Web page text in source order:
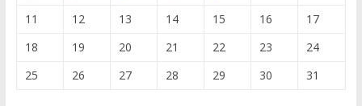
11
12 13 14 15 16
17
18
19 20 21 22 23
24
25
26 27 28 29 30 31